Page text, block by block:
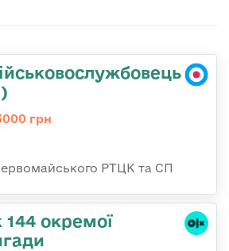
грн
РТЦК та СП
окремої